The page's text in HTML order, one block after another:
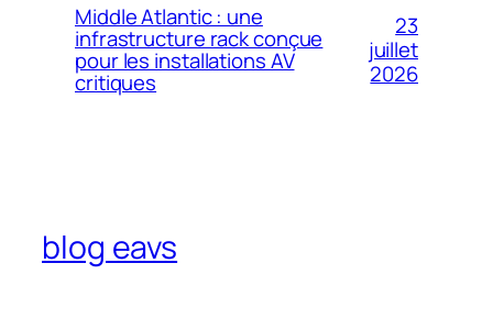
Middle Atlantic : une
infrastructure rack conçue
pour les installations AV
critiques
23
juillet
2026
blog eavs